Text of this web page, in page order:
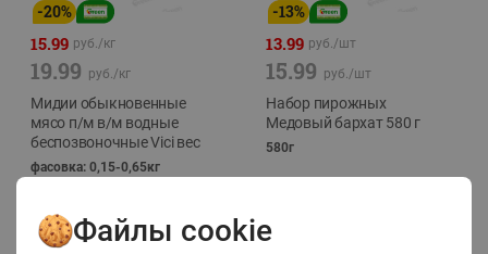
-20%
15.99 руб./кг
19.99 руб./кг
Мидии обыкновенные
мясо п/м в/м водные
беспозвоночные Vici вес
фасовка: 0,15-0,65кг
-13%
13.99 руб./шт
15.99 руб./шт
Набор пирожных
Медовый бархат 580 г
580г
Файлы cookie